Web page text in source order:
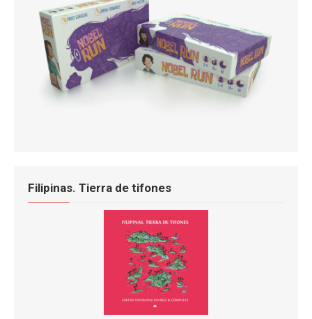
Filipinas. Tierra de tifones